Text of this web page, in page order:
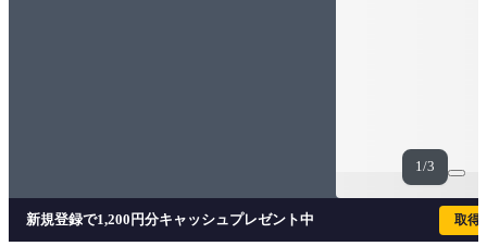
1/3
新規登録で1,200円分キャッシュプレゼント中 取得